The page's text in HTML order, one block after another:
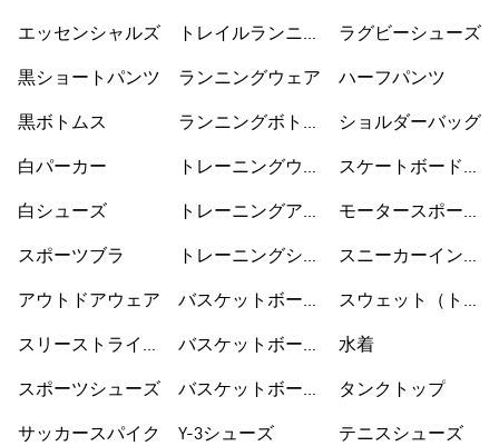
エッセンシャルズ
黒ショートパンツ
黒ボトムス
白パーカー
白シューズ
スポーツブラ
アウトドアウェア
スリーストライプ
スポーツシューズ
サッカースパイク
トレイルランニン
ランニングウェア
ランニングボトム
トレーニングウェ
トレーニングアク
トレーニングシュ
バスケットボール
バスケットボール
バスケットボール
Y-3シューズ
ラグビーシューズ
ハーフパンツ
ショルダーバッグ
スケートボードシ
モータースポーツ
スニーカーインソ
スウェット（トレ
水着
タンクトップ
テニスシューズ